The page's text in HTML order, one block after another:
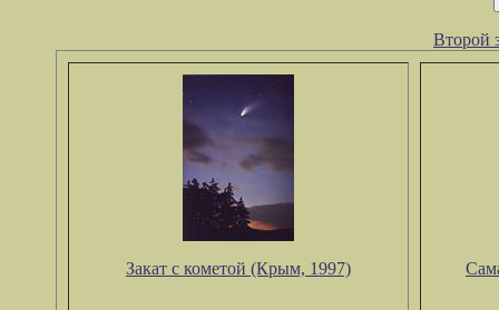
Второй
Закат с кометой (Крым, 1997)